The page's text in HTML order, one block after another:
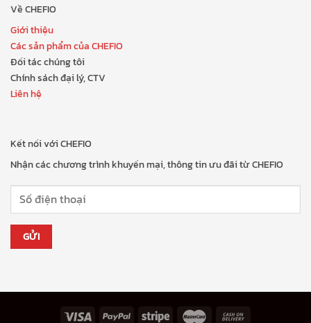
Về CHEFIO
Giới thiệu
Các sản phẩm của CHEFIO
Đối tác chúng tôi
Chính sách đại lý, CTV
Liên hệ
Kết nối với CHEFIO
Nhận các chương trình khuyến mại, thông tin ưu đãi từ CHEFIO